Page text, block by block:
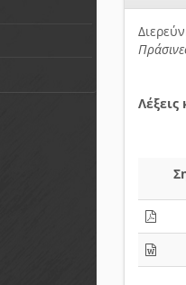
Λέξεις